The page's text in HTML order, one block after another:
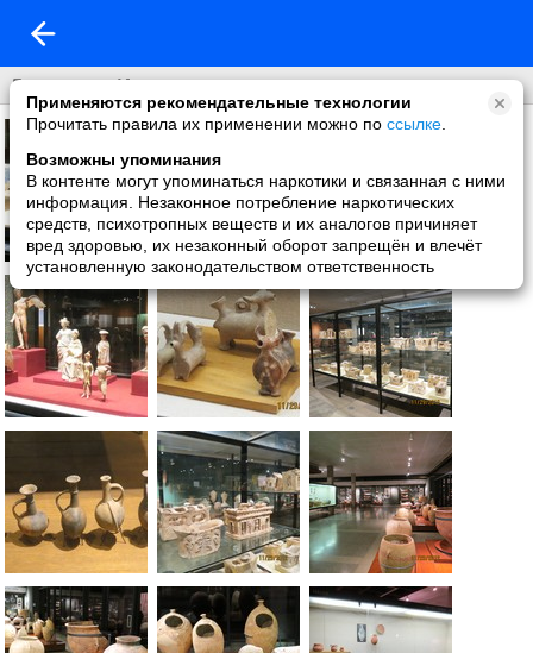
Применяются рекомендательные технологии
Прочитать правила их применении можно по ссылке
Возможны упоминания
В контенте могут упоминаться наркотики и связанная с ними
информация. Незаконное потребление наркотических
средств, психотропных веществ и их аналогов причиняет
вред здоровью, их незаконный оборот запрещён и влечёт
установленную законодательством ответственность
Древности Израиля